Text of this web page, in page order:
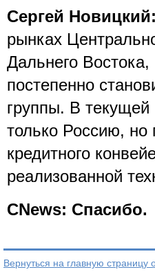
Сергей
рынках
Дальнего
постепенно
группы. В текущей
только Россию, но
кредитного
реализованной
CNews: Спасибо.
Вернуться на главную страницу